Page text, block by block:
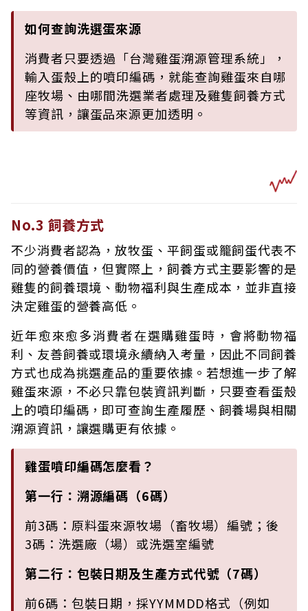
如何查詢洗選蛋來源
消費者只要透過「台灣雞蛋溯源管理系統」，
輸入蛋殼上的噴印編碼，就能查詢雞蛋來自哪
座牧場、由哪間洗選業者處理及雞隻飼養方式
等資訊，讓蛋品來源更加透明。
No.3 飼養方式
不少消費者認為，放牧蛋、平飼蛋或籠飼蛋代表不
同的營養價值，但實際上，飼養方式主要影響的是
雞隻的飼養環境、動物福利與生產成本，並非直接
決定雞蛋的營養高低。
近年愈來愈多消費者在選購雞蛋時，會將動物福
利、友善飼養或環境永續納入考量，因此不同飼養
方式也成為挑選產品的重要依據。若想進一步了解
雞蛋來源，不必只靠包裝資訊判斷，只要查看蛋殼
上的噴印編碼，即可查詢生產履歷、飼養場與相關
溯源資訊，讓選購更有依據。
雞蛋噴印編碼怎麼看？
第一行：溯源編碼（6碼）
前3碼：原料蛋來源牧場（畜牧場）編號；後
3碼：洗選廠（場）或洗選室編號
第二行：包裝日期及生產方式代號（7碼）
前6碼：包裝日期，採YYMMDD格式（例如